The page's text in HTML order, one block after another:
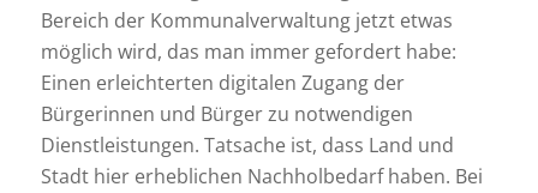
Bereich der Kommunalverwaltung jetzt etwas
möglich wird, das man immer gefordert habe:
Einen erleichterten digitalen Zugang der
Bürgerinnen und Bürger zu notwendigen
Dienstleistungen. Tatsache ist, dass Land und
Stadt hier erheblichen Nachholbedarf haben. Bei